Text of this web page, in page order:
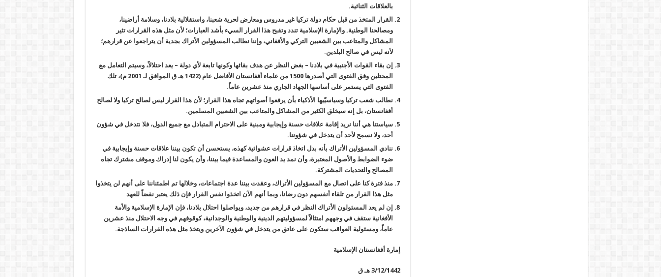
بالعلاقات الثنائية.
القرار المتخذ من قبل حكام دولة تركيا غير مدروس ومعارض لحرية شعبنا، واستقلالية بلادنا، وسلامة أراضينا،
ومصالحنا الوطنية. والإمارة الإسلامية تندد وتقبح هذا القرار السيء بأشد العبارات؛ لأن مثل هذه القرارات تثير
المشاكل والمتاعب بين الشعبين التركي والأفغاني، وإننا نطالب المسؤولين الأتراك بجدية أن يتراجعوا عن قرارهم؛
لأنه ليس في صالح البلدين.
إن بقاء القوات الأجنبية في بلادنا – بغض النظر عن هدف بقائها وكونها تابعة لأي دولة – يعد احتلالاً، وسيتم التعامل مع
المحتلين وفق الفتوى التي أصدرها 1500 من علماء أفغانستان الأفاضل عام (1422 هـ ق الموافق لـ
2001 م)، تلك
الفتوى التي يستمر على أساسها الجهاد الجاري منذ عشرين عاماً.
نطالب شعب تركيا وسياسيّيها الأذكياء بأن يرفعوا أصواتهم تجاه هذا القرار؛ لأن هذا القرار ليس لصالح تركيا ولا لصالح
أفغانستان، بل إنه سيخلق الكثير من المشاكل والمتاعب بين الشعبين المسلمين.
سياستنا هي أننا نريد إقامة علاقات حسنة وإيجابية ومبنية على الاحترام المتبادل مع جميع الدول، فلا نتدخل في شؤون
أحد، ولا نسمح لأحد أن يتدخل في شؤوننا.
ننادي المسؤولين الأتراك بأنه بدل اتخاذ قرارات عشوائية كهذه، يستحسن أن تكون بيننا علاقات حسنة وإيجابية في
ضوء الضوابط والأصول المعتبرة، وأن نمد يد العون والمساعدة فيما بيننا، وأن يكون لنا إدراك وموقف مشترك تجاه
المصالح والتحديات المشتركة.
منذ فترة كنا على اتصال مع المسؤولين الأتراك، وعقدت بيننا عدة اجتماعات، وخلالها تم اطمئناننا على أنهم لن يتخذوا
مثل هذا القرار من تلقاء أنفسهم دون رضانا، وبما أنهم الآن اتخذوا نفس القرار فإن ذلك يعتبر نقضاً للعهد
إن لم يعد المسئولون الأتراك النظر في قرارهم من جديد، ويواصلوا احتلال بلادنا، فإن الإمارة الإسلامية والأمة
الأفغانية ستقف في وجههم امتثالاً لمسؤوليتهم الدينية والوطنية والوجدانية، كوقوفهم في وجه الاحتلال منذ عشرين
عاماً، ومسئولية العواقب ستكون على عاتق من يتدخل في شؤون الآخرين ويتخذ مثل هذه القرارات الساذجة.
إمارة أفغانستان الإسلامية
3/12/1442 هـ ق